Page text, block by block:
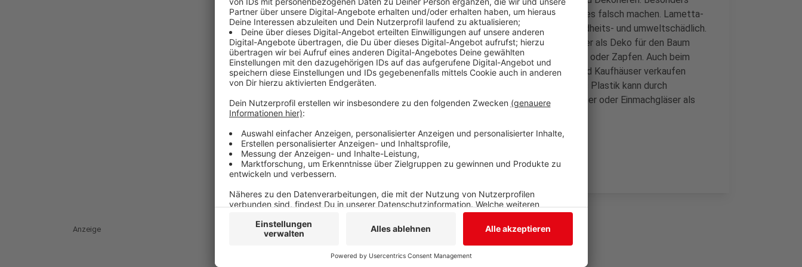
beim Schmücken des Weihnachtsbaums kann man demnach einiges falsch machen. Lametta-
Sorten, die besonders schwer sind, enthalten Blei und sind gesundheits- und umweltschädlich.
Sie gehören sogar in den Sonder- und nicht in den Hausmüll. Besser als Deko für den Baum
geeignet sind deshalb Naturmaterialien wie Holz, Papier, Dörrobst oder Zapfen. Auch beim
Geschenkpapier geht es umweltfreundlich. Schreibwarenläden und Kaufhäuser verkaufen
spezielles Umweltschutz-Geschenkpapier und Geschenkband aus Plastik kann durch
Naturfasern ersetzt werden. Wer es kreativ mag, kann sogar Tücher oder Einmachgläser als
Anzeige
Anzeige